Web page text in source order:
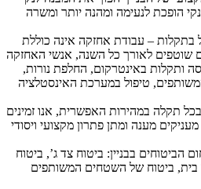
נקי הופכת לנעימה ומהנה יותר ומשרה
בתקלות – עבודת אחזקה אינה כוללת
שוטפים לאורך כל השנה, אנשי האחזקה
ותקלות באינטרקום, החלפת נורות,
טיפול במערכת האינסטלציה
תקלה במהירות האפשרית, אנו זמינים
מענה ומתן פתרון מקצועי ויסודי
הביטוחים בבניין: ביטוח צד ג’, ביטוח
בית, ביטוח של השטחים המשותפים